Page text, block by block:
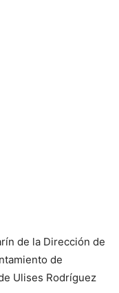
de la Dirección de
de
Ulises Rodríguez